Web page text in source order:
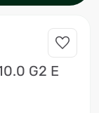
G2 E